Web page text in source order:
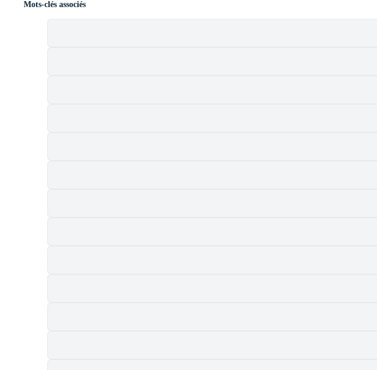
Mots-clés associés